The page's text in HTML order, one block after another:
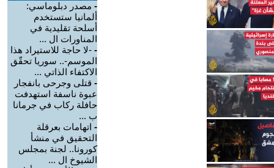
- مصدر دبلوماسي:
ألمانيا ستستخدم
أسلحة تقليدية في
المناورات ال ...
- -لا حاجة للاستيراد هذا
الموسم-.. سوريا تحقّق
الاكتفاء الذاتي ...
- قتلى وجرحى بانفجار
عبوة ناسفة استهدفت
حافلة ركاب في جرمانا
ب ...
- اتهامات بعرقلة
التحقيق في منشأ
كورونا.. لجنة بمجلس
الشيوخ ال ...